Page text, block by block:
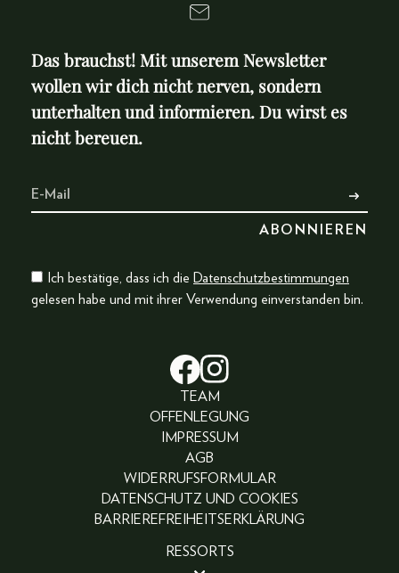
Das brauchst! Mit unserem Newsletter
wollen wir dich nicht nerven, sondern
unterhalten und informieren. Du wirst es
nicht bereuen.
Ich bestätige, dass ich die Datenschutzbestimmungen
gelesen habe und mit ihrer Verwendung einverstanden bin.
TEAM
OFFENLEGUNG
IMPRESSUM
AGB
WIDERRUFSFORMULAR
DATENSCHUTZ UND COOKIES
BARRIEREFREIHEITSERKLÄRUNG
RESSORTS